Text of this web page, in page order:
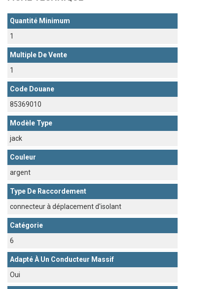
Quantité Minimum
1
Multiple De Vente
1
Code Douane
85369010
Modèle Type
jack
Couleur
argent
Type De Raccordement
connecteur à déplacement d'isolant
Catégorie
6
Adapté À Un Conducteur Massif
Oui